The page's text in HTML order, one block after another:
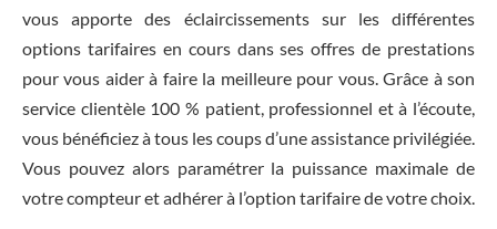
vous apporte des éclaircissements sur les différentes
options tarifaires en cours dans ses offres de prestations
pour vous aider à faire la meilleure pour vous. Grâce à son
service clientèle 100 % patient, professionnel et à l’écoute,
vous bénéficiez à tous les coups d’une assistance privilégiée.
Vous pouvez alors paramétrer la puissance maximale de
votre compteur et adhérer à l’option tarifaire de votre choix.